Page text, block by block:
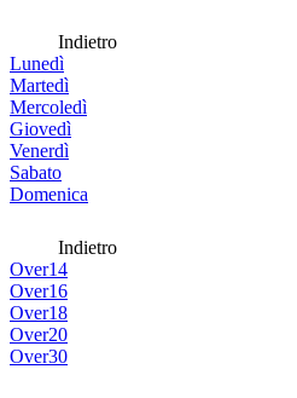
Indietro
Lunedì
Martedì
Mercoledì
Giovedì
Venerdì
Sabato
Domenica
Indietro
Over14
Over16
Over18
Over20
Over30